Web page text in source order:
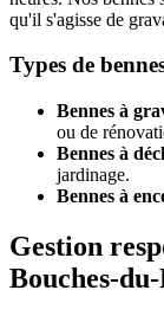
qu'il s'agisse de
Types de
Bennes à
ou de
Bennes à
jardinage.
Bennes à
Gestion
Bouches-